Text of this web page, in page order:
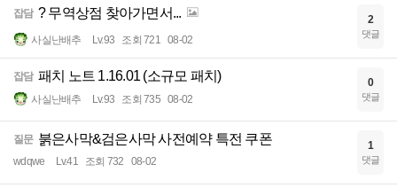
잡담 ? 무역상점 찾아가면서...
사실난배추 Lv.93 조회 721 08-02
2
댓글
잡담 패치 노트 1.16.01 (소규모 패치)
사실난배추 Lv.93 조회 735 08-02
0
댓글
질문 붉은사막&검은사막 사전예약 특전 쿠폰
wdqwe Lv.41 조회 732 08-02
1
댓글